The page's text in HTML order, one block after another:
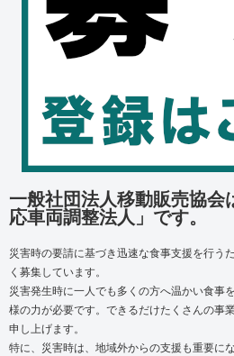
一般社団法人移動販売協会
応車両調整法人」です。
災害時の要請に基づき迅速な食事支援を行う
く募集しています。
災害発生時に一人でも多くの方へ温かい食事
様の力が必要です。 できるだけたくさんの事
申し上げます。
特に、災害時は、地域外からの支援も重要にな